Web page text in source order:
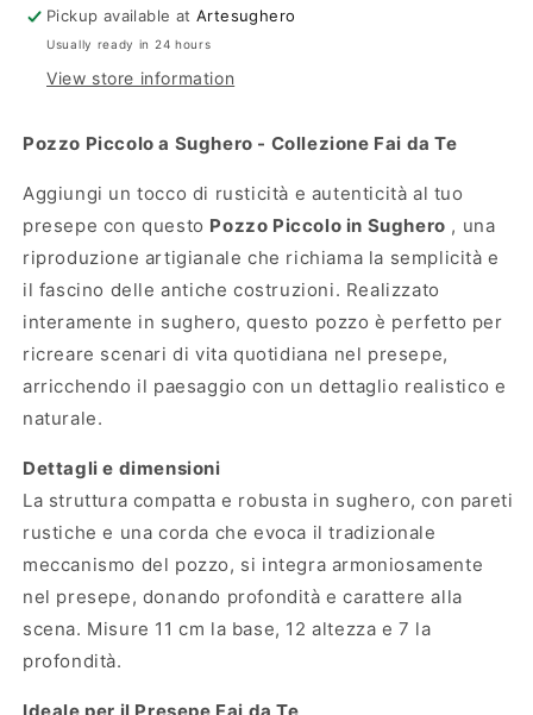
Pickup available atArtesughero
Usually ready in 24 hours
View store information
Pozzo Piccolo a Sughero - Collezione Fai da Te
Aggiungi un tocco di rusticità e autenticità al tuo
presepe con questo Pozzo Piccolo in Sughero , una
riproduzione artigianale che richiama la semplicità e
il fascino delle antiche costruzioni. Realizzato
interamente in sughero, questo pozzo è perfetto per
ricreare scenari di vita quotidiana nel presepe,
arricchendo il paesaggio con un dettaglio realistico e
naturale.
Dettagli e dimensioni
La struttura compatta e robusta in sughero, con pareti
rustiche e una corda che evoca il tradizionale
meccanismo del pozzo, si integra armoniosamente
nel presepe, donando profondità e carattere alla
scena. Misure 11 cm la base, 12 altezza e 7 la
profondità.